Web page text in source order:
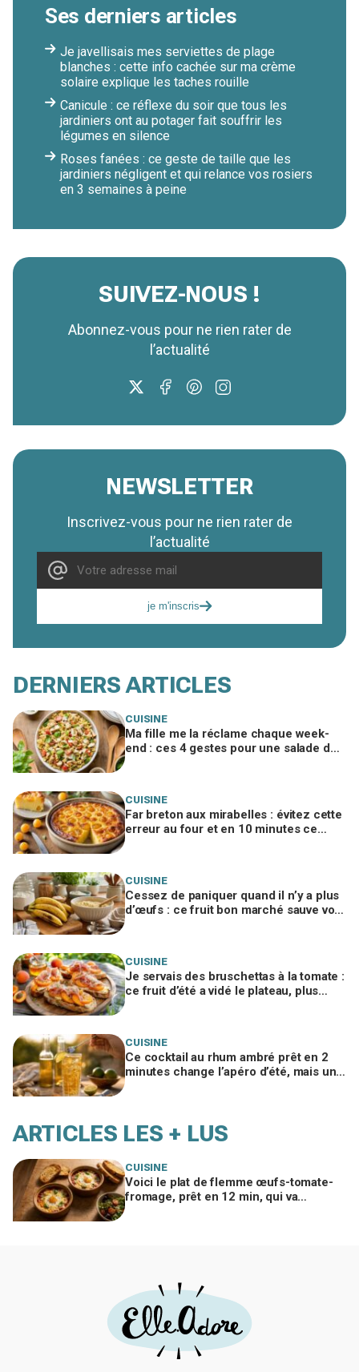
Ses derniers articles
Je javellisais mes serviettes de plage
blanches : cette info cachée sur ma crème
solaire explique les taches rouille
Canicule : ce réflexe du soir que tous les
jardiniers ont au potager fait souffrir les
légumes en silence
Roses fanées : ce geste de taille que les
jardiniers négligent et qui relance vos rosiers
en 3 semaines à peine
SUIVEZ-NOUS !
Abonnez-vous pour ne rien rater de
l’actualité
NEWSLETTER
Inscrivez-vous pour ne rien rater de
l’actualité
je m'inscris
DERNIERS ARTICLES
CUISINE
Ma fille me la réclame chaque week-
end : ces 4 gestes pour une salade de
CUISINE
Far breton aux mirabelles : évitez cette
erreur au four et en 10 minutes ce
CUISINE
Cessez de paniquer quand il n’y a plus
d’œufs : ce fruit bon marché sauve vos
CUISINE
Je servais des bruschettas à la tomate :
ce fruit d’été a vidé le plateau, plus
CUISINE
Ce cocktail au rhum ambré prêt en 2
minutes change l’apéro d’été, mais un
ARTICLES LES + LUS
CUISINE
Voici le plat de flemme œufs-tomate-
fromage, prêt en 12 min, qui va